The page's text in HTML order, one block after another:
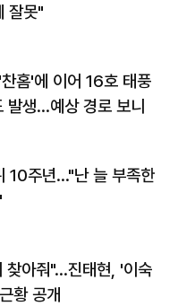
잘못"
홈'에 이어 16호 태풍
발생…예상 경로 보니
10주년…"난 늘 부족한
찾아줘"…진태현, '이숙
황 공개